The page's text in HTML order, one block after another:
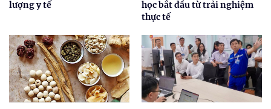
lượng y tế
học bắt đầu từ trải nghiệm
thực tế